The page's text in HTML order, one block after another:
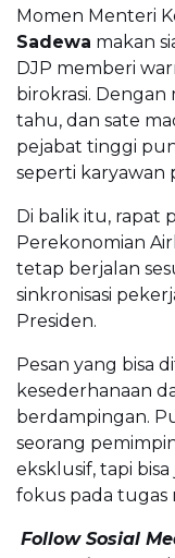
Momen Menteri
Sadewa makan
DJP memberi
birokrasi. Dengan
tahu, dan sate
pejabat tinggi
seperti karyawan
Di balik itu, rapat
Perekonomian
tetap berjalan
sinkronisasi
Presiden.
Pesan yang bisa
kesederhanaan
berdampingan.
seorang
eksklusif, tapi
fokus pada tugas
Follow Sosial